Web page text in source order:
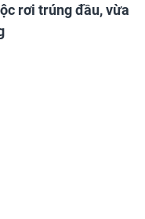
rơi trúng đầu, vừa